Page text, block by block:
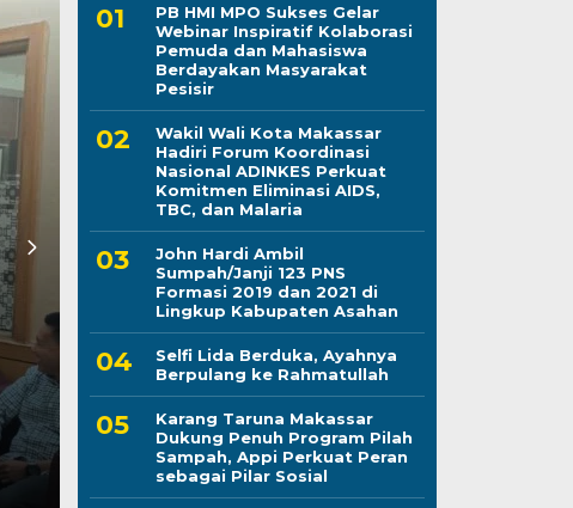
Karang Taruna
Penuh Program
Perkuat Peran
Kamis, 6 Agu 2026 - 15:21 WIB
LINTASCELEBES.COM MAKASSAR — Pengurus
komitmennya menjadi mitra strategis Pemerintah
PB HMI MPO Sukses Gelar
Webinar Inspiratif Kolaborasi
Pemuda dan Mahasiswa
Berdayakan Masyarakat
Pesisir
Wakil Wali Kota Makassar
Hadiri Forum Koordinasi
Nasional ADINKES Perkuat
Komitmen Eliminasi AIDS,
TBC, dan Malaria
John Hardi Ambil
Sumpah/Janji 123 PNS
Formasi 2019 dan 2021 di
Lingkup Kabupaten Asahan
Selfi Lida Berduka, Ayahnya
Berpulang ke Rahmatullah
Karang Taruna Makassar
Dukung Penuh Program Pilah
Sampah, Appi Perkuat Peran
sebagai Pilar Sosial